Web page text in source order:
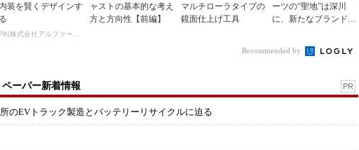
内装を賢くデザインす
る
PR(株式会社アルファーテクノ)
ャストの基本的な考え
方と方向性【前編】
マルチローラタイプの
鏡面仕上げ工具
ーツの“聖地”は深川
に、新たなブランド体
Recommended by
ーパー新着情報 PR
のEVトラック製造とバッテリーリサイクルに迫る